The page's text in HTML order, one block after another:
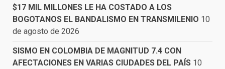
$17 MIL MILLONES LE HA COSTADO A LOS
BOGOTANOS EL BANDALISMO EN TRANSMILENIO 10
de agosto de 2026
SISMO EN COLOMBIA DE MAGNITUD 7.4 CON
AFECTACIONES EN VARIAS CIUDADES DEL PAÍS 10